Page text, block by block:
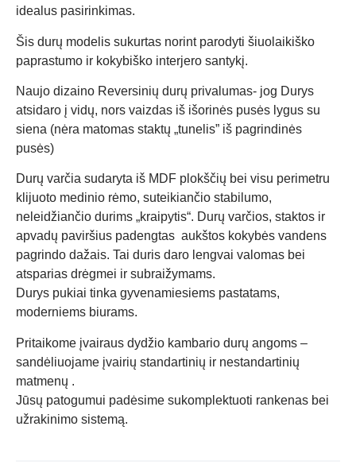
idealus pasirinkimas.
Šis durų modelis sukurtas norint parodyti šiuolaikiško
paprastumo ir kokybiško interjero santykį.
Naujo dizaino Reversinių durų privalumas- jog Durys
atsidaro į vidų, nors vaizdas iš išorinės pusės lygus su
siena (nėra matomas staktų „tunelis” iš pagrindinės
pusės)
Durų varčia sudaryta iš MDF plokščių bei visu perimetru
klijuoto medinio rėmo, suteikiančio stabilumo,
neleidžiančio durims „kraipytis“. Durų varčios, staktos ir
apvadų paviršius padengtas aukštos kokybės vandens
pagrindo dažais. Tai duris daro lengvai valomas bei
atsparias drėgmei ir subraižymams.
Durys pukiai tinka gyvenamiesiems pastatams,
moderniems biurams.
Pritaikome įvairaus dydžio kambario durų angoms –
sandėliuojame įvairių standartinių ir nestandartinių
matmenų .
Jūsų patogumui padėsime sukomplektuoti rankenas bei
užrakinimo sistemą.